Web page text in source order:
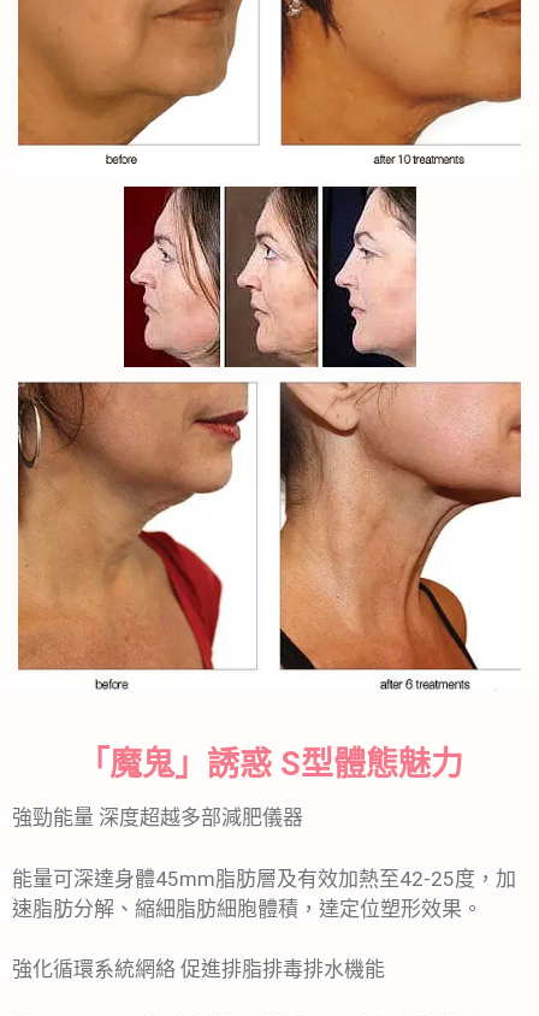
「魔鬼」誘惑 S型體態魅力
強勁能量 深度超越多部減肥儀器
能量可深達身體45mm脂肪層及有效加熱至42-25度，加
速脂肪分解、縮細脂肪細胞體積，達定位塑形效果。
強化循環系統網絡 促進排脂排毒排水機能